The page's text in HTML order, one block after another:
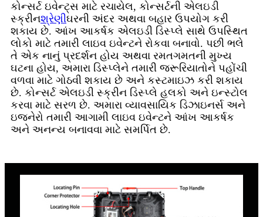
કોન્સર્ટ ઇવેન્ટ્સ માટે રચાયેલ, કોન્સર્ટની એલઇડી
સ્ક્રીનશ્રેણીઘરની અંદર અથવા બહાર ઉપયોગ કરી
શકાય છે. આંખ આકર્ષક એલઇડી ડિસ્પ્લે સાથે ઉપસ્થિત
લોકો માટે તમારી લાઇવ ઇવેન્ટને રોકવા બનાવો. પછી ભલે
તે એક નાનું પ્રદર્શન હોય અથવા રમતગમતની મુખ્ય
ઘટના હોય, અમારા ડિસ્પ્લેને તમારી જરૂરિયાતોને પહોંચી
વળવા માટે ગોઠવી શકાય છે અને કસ્ટમાઇઝ કરી શકાય
છે. કોન્સર્ટ એલઇડી સ્ક્રીન ડિસ્પ્લે હલકો અને ઇન્સ્ટોલ
કરવા માટે સરળ છે. અમારા વ્યાવસાયિક ડિઝાઇનર્સ અને
ઇજનેરો તમારી આગામી લાઇવ ઇવેન્ટને આંખ આકર્ષક
અને અનન્ય બનાવવા માટે સમર્પિત છે.